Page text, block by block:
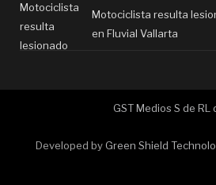
Motociclista resulta
en Fluvial Vallarta
GST Medios S de RL
Developed by Green Shield